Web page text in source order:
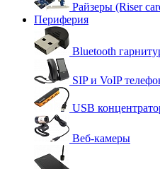
Райзеры (Riser
Периферия
Bluetooth
SIP и VoIP
USB
Веб-камеры